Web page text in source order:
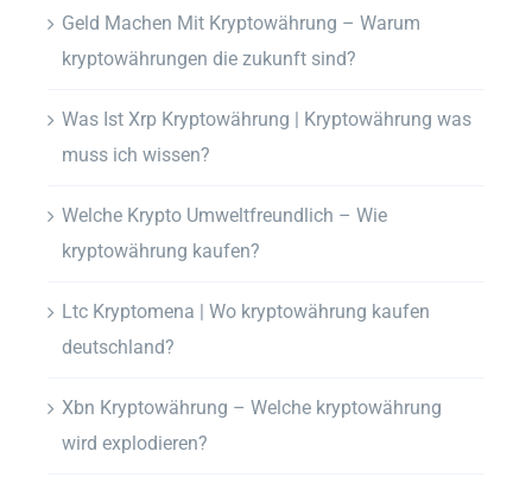
Geld Machen Mit Kryptowährung – Warum
kryptowährungen die zukunft sind?
Was Ist Xrp Kryptowährung | Kryptowährung was
muss ich wissen?
Welche Krypto Umweltfreundlich – Wie
kryptowährung kaufen?
Ltc Kryptomena | Wo kryptowährung kaufen
deutschland?
Xbn Kryptowährung – Welche kryptowährung
wird explodieren?